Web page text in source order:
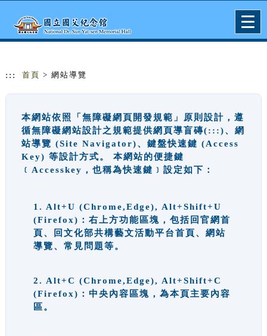
::: 首頁 > 網站導覽
本網站依照「無障礙網頁開發規範」原則設計，遵
循無障礙網站設計之規範提供網頁導盲磚(:::)、網
站導覽 (Site Navigator)、鍵盤快速鍵 (Access
Key) 等設計方式。 本網站的便捷鍵
﹝Accesskey，也稱為快速鍵﹞設定如下：
1. Alt+U (Chrome,Edge), Alt+Shift+U
(Firefox)：右上方功能區塊，包括回官網首
頁、回文化部共構藝文活動平台首頁、網站
導覽、常見問題等。
2. Alt+C (Chrome,Edge), Alt+Shift+C
(Firefox)：中央內容區塊，為本頁主要內容
區。